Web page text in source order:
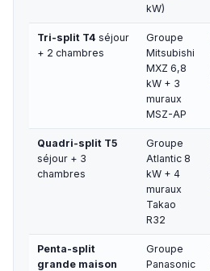
kW)
Tri-split T4 séjour
+ 2 chambres
Groupe
Mitsubishi
MXZ 6,8
kW + 3
muraux
MSZ-AP
Quadri-split T5
séjour + 3
chambres
Groupe
Atlantic 8
kW + 4
muraux
Takao
R32
Penta-split
grande maison
Groupe
Panasonic